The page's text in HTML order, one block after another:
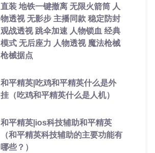
直装 地铁一键撤离 无限火箭筒 人
物透视 无影步 主播同款 稳定防封
观战透视 跳伞加速 人物锁血 经典
模式 无后座力 人物透视 魔法枪械
枪械据点
和平精英|吃鸡和平精英什么是外
挂（吃鸡和平精英什么是人机）
和平精英|ios科技辅助和平精英
（和平精英科技辅助的主要功能有
哪些？）